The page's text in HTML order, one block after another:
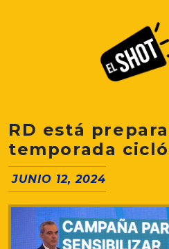
RD está
temporada
JUNIO 12, 2024